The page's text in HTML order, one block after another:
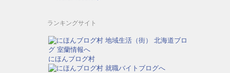
ランキングサイト
にほんブログ村